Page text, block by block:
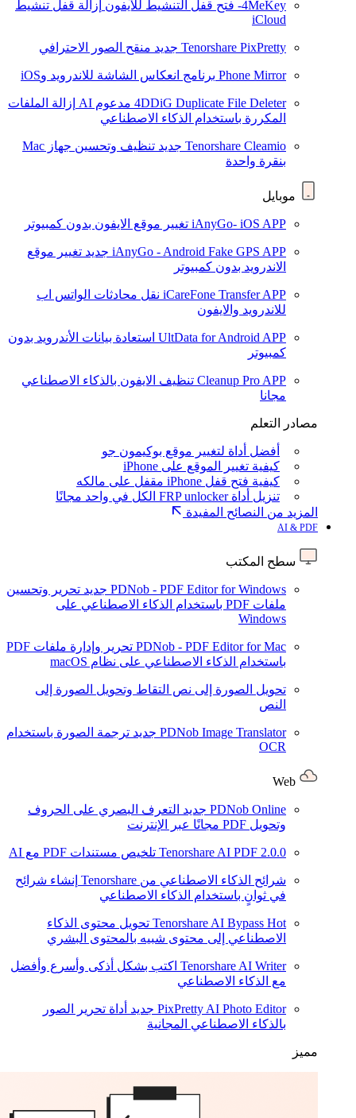
4MeKey- فتح قفل التنشيط للآيفون
إزالة قفل تنشيط
iCloud
Tenorshare PixPretty جديد منقح الصور الاحترافي
Phone Mirror برنامج انعكاس الشاشة للاندرويد وiOS
4DDiG Duplicate File Deleter مدعوم AI
إزالة الملفات
المكررة باستخدام الذكاء الاصطناعي
Tenorshare Cleamio جديد
تنظيف وتحسين جهاز Mac
بنقرة واحدة
موبايل
iAnyGo- iOS APP تغيير موقع الايفون بدون كمبيوتر
iAnyGo - Android Fake GPS APP جديد تغيير موقع
الاندرويد بدون كمبيوتر
iCareFone Transfer APP نقل محادثات الواتس اب
للاندرويد والايفون
UltData for Android APP استعادة بيانات الأندرويد بدون
كمبيوتر
Cleanup Pro APP تنظيف الايفون بالذكاء الاصطناعي
مجانا
مصادر التعلم
أفضل أداة لتغيير موقع بوكيمون جو
كيفية تغيير الموقع على iPhone
كيفية فتح قفل iPhone مقفل على مالكه
تنزيل أداة FRP unlocker الكل في واحد مجانًا
المزيد من النصائح المفيدة
AI & PDF
سطح المكتب
PDNob - PDF Editor for Windows جديد تحرير وتحسين
ملفات PDF باستخدام الذكاء الاصطناعي على
Windows
PDNob - PDF Editor for Mac
تحرير وإدارة ملفات PDF
باستخدام الذكاء الاصطناعي على نظام macOS
تحويل الصورة إلى نص التقاط وتحويل الصورة إلى
النص
PDNob Image Translator جديد ترجمة الصورة باستخدام
OCR
PDNob Online جديد التعرف البصري على الحروف
وتحويل PDF مجانًا عبر الإنترنت
Tenorshare AI PDF 2.0.0 تلخيص مستندات PDF مع AI
شرائح الذكاء الاصطناعي من Tenorshare
إنشاء شرائح
في ثوانٍ باستخدام الذكاء الاصطناعي
Tenorshare AI Bypass Hot
تحويل محتوى الذكاء
الاصطناعي إلى محتوى شبيه بالمحتوى البشري
Tenorshare AI Writer اكتب بشكل أذكى وأسرع وأفضل
مع الذكاء الاصطناعي
PixPretty AI Photo Editor جديد أداة تحرير الصور
بالذكاء الاصطناعي المجانية
مميز